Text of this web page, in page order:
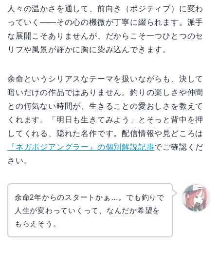
人々の温かさを通して、前向き（ポジティブ）に変わ
っていく――その心の機微が丁寧に綴られます。派手
な展開こそありませんが、だからこそ一つひとつのセ
リフや風景が静かに胸に染み込んできます。
余命というシリアスなテーマを扱いながらも、決して
暗いだけの作品ではありません。釣りの楽しさや仲間
との何気ない時間が、生きることの愛おしさを教えて
くれます。「明日も生きてみよう」とそっと背中を押
してくれる、隠れた名作です。配信情報や見どころは
『ネガポジアングラー』の個別解説記事でご確認くだ
さい。
余命2年からのスタートかぁ…。でも釣りで
人生が変わっていくって、なんだか希望を
もらえそう。